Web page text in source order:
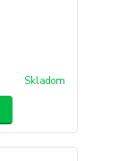
Skladom